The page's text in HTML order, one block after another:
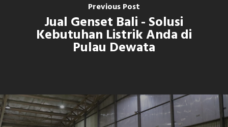
Previous Post
Jual Genset Bali - Solusi
Kebutuhan Listrik Anda di
Pulau Dewata